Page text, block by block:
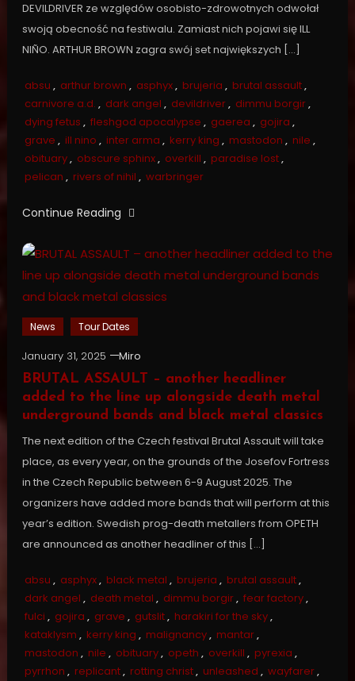
DEVILDRIVER ze względów osobisto-zdrowotnych odwołał
swoją obecność na festiwalu. Zamiast nich pojawi się ILL
NIÑO. ARTHUR BROWN zagra swój set największych […]
absu , arthur brown , asphyx, brujeria , brutal assault,
carnivore a.d. , dark angel , devildriver, dimmu borgir,
dying fetus , fleshgod apocalypse , gaerea , gojira ,
grave , ill nino , inter arma , kerry king , mastodon , nile ,
obituary, obscure sphinx, overkill , paradise lost,
pelican , rivers of nihil , warbringer
Continue Reading
News Tour Dates
January 31, 2025
Miro
BRUTAL ASSAULT – another headliner
added to the line up alongside death metal
underground bands and black metal classics
The next edition of the Czech festival Brutal Assault will take
place, as every year, on the grounds of the Josefov Fortress
in the Czech Republic between 6-9 August 2025. The
organizers have added more bands that will perform at this
year’s edition. Swedish prog-death metallers from OPETH
are announced as another headliner of this […]
absu , asphyx, black metal , brujeria , brutal assault,
dark angel , death metal , dimmu borgir, fear factory,
fulci , gojira , grave , gutslit, harakiri for the sky,
kataklysm , kerry king , malignancy, mantar,
mastodon , nile , obituary, opeth , overkill , pyrexia ,
pyrrhon , replicant, rotting christ, unleashed , wayfarer,